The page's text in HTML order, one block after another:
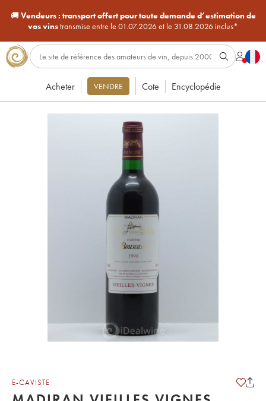
🚚Vendeurs : transport offert pour toute demande d’estimation de
vos vinstransmise entre le 01.07.2026 et le 31.08.2026 inclus*
Acheter VENDRE Cote Encyclopédie
E-CAVISTE